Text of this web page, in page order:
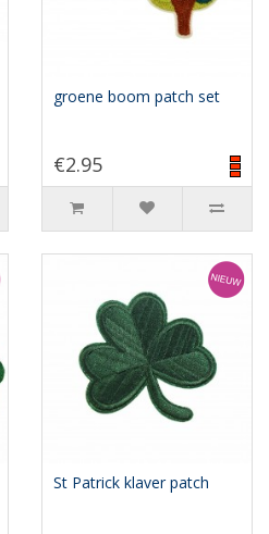
groene boom patch set
€2.95
St Patrick klaver patch